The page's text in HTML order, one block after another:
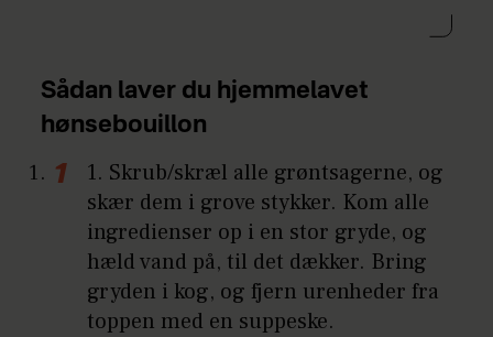
Sådan laver du hjemmelavet
hønsebouillon
1. Skrub/skræl alle grøntsagerne, og
skær dem i grove stykker. Kom alle
ingredienser op i en stor gryde, og
hæld vand på, til det dækker. Bring
gryden i kog, og fjern urenheder fra
toppen med en suppeske.